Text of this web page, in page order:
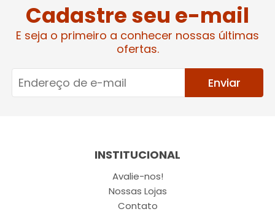
Cadastre seu e-mail
E seja o primeiro a conhecer nossas últimas
ofertas.
Enviar
INSTITUCIONAL
Avalie-nos!
Nossas Lojas
Contato